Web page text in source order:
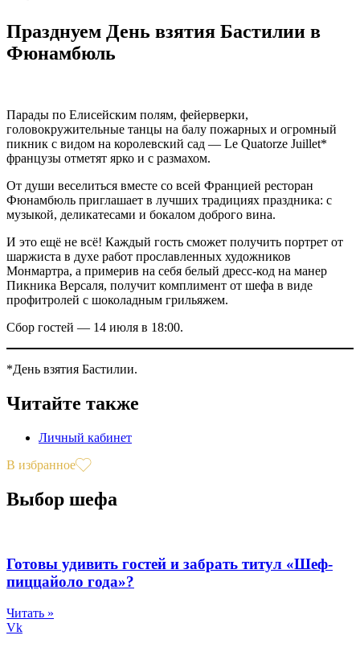
Празднуем День взятия Бастилии в
Фюнамбюль
Парады по Елисейским полям, фейерверки,
головокружительные танцы на балу пожарных и огромный
пикник с видом на королевский сад — Le Quatorze Juillet*
французы отметят ярко и с размахом.
От души веселиться вместе со всей Францией ресторан
Фюнамбюль приглашает в лучших традициях праздника: с
музыкой, деликатесами и бокалом доброго вина.
И это ещё не всё! Каждый гость сможет получить портрет от
шаржиста в духе работ прославленных художников
Монмартра, а примерив на себя белый дресс-код на манер
Пикника Версаля, получит комплимент от шефа в виде
профитролей с шоколадным грильяжем.
Сбор гостей — 14 июля в 18:00.
*День взятия Бастилии.
Читайте также
Личный кабинет
В избранное
Выбор шефа
Готовы удивить гостей и забрать титул «Шеф-
пиццайоло года»?
Читать »
Vk